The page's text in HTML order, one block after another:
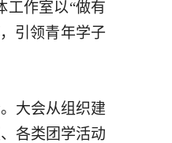
工作室以“做有
引领青年学子
大会从组织建
各类团学活动